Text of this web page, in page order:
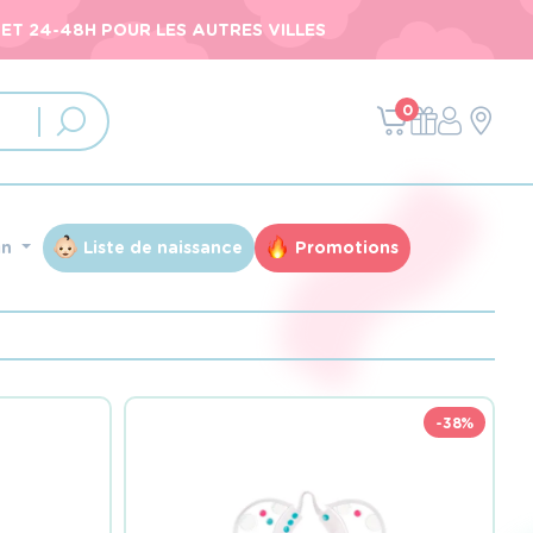
24-48H POUR LES AUTRES VILLES
0
Liste de naissance Promotions
-38%